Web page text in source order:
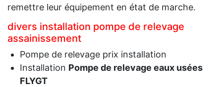
remettre leur équipement en état de marche.
divers installation pompe de relevage
assainissement
Pompe de relevage prix installation
Installation Pompe de relevage eaux usées
FLYGT